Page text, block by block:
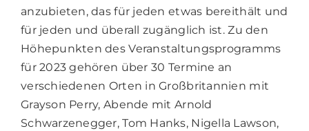
anzubieten, das für jeden etwas bereithält und
für jeden und überall zugänglich ist. Zu den
Höhepunkten des Veranstaltungsprogramms
für 2023 gehören über 30 Termine an
verschiedenen Orten in Großbritannien mit
Grayson Perry, Abende mit Arnold
Schwarzenegger, Tom Hanks, Nigella Lawson,